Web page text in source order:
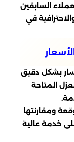
السابقين
في
بشكل دقيق
المتاحة
ومقارنتها
خدمة عالية